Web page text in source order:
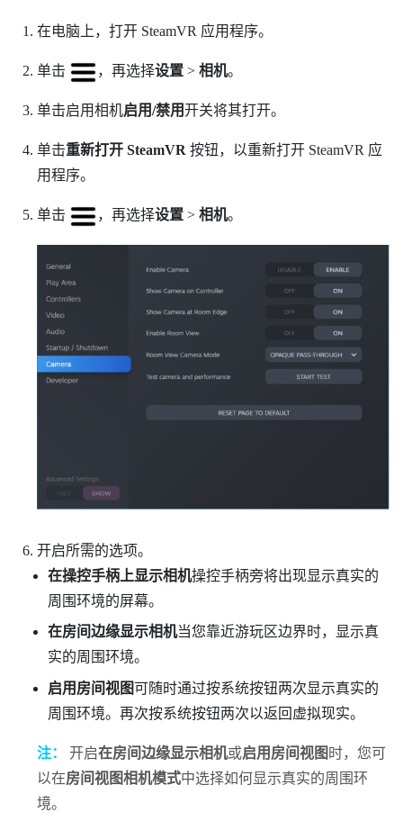
在电脑上，打开 SteamVR 应用程序。
单击 ，再选择设置> 相机。
单击启用相机启用/禁用开关将其打开。
单击重新打开 SteamVR 按钮，以重新打开 SteamVR 应
用程序。
单击 ，再选择设置> 相机。
开启所需的选项。
在操控手柄上显示相机操控手柄旁将出现显示真实的
周围环境的屏幕。
在房间边缘显示相机当您靠近游玩区边界时，显示真
实的周围环境。
启用房间视图可随时通过按系统按钮两次显示真实的
周围环境。再次按系统按钮两次以返回虚拟现实。
注： 开启在房间边缘显示相机或启用房间视图 时，您可
以在房间视图相机模式中选择如何显示真实的周围环
境。